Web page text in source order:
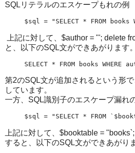
SQLリテラルのエスケープもれの例
$sql = "SELECT * FROM
上記に対して、$author = "'; delete
と、以下のSQL文ができあがります。
SELECT * FROM books
第2のSQL文が追加されるという形
しています。
一方、SQL識別子のエスケープ漏れ
$sql = "SELECT * FROM
上記に対して、$booktable =
すると、以下のSQL文ができあがり